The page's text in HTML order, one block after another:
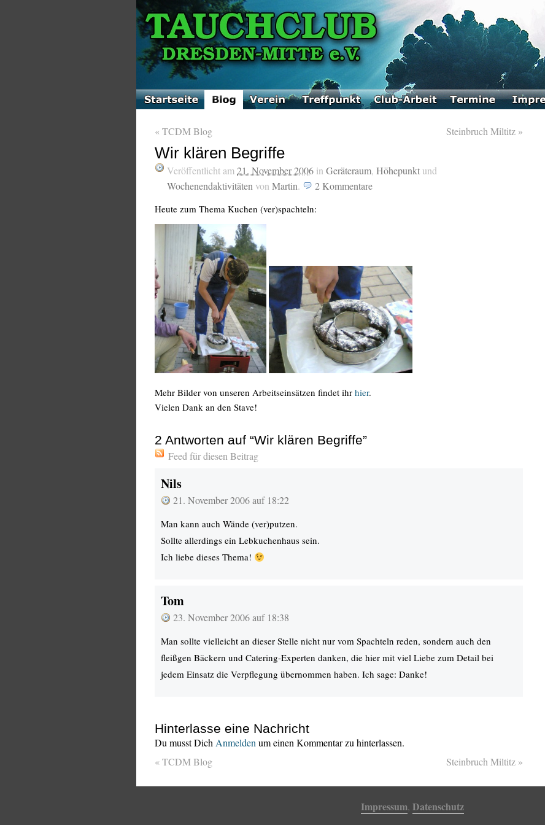
«TCDM Blog Steinbruch Miltitz »
Wir klären Begriffe
Veröffentlicht am 21. November 2006 in Geräteraum, Höhepunkt und
Wochenendaktivitäten von Martin. 2 Kommentare
Heute zum Thema Kuchen (ver)spachteln:
Mehr Bilder von unseren Arbeitseinsätzen findet ihr hier.
Vielen Dank an den Stave!
2 Antworten auf “Wir klären Begriffe”
Feed für diesen Beitrag
Nils
21. November 2006 auf 18:22
Man kann auch Wände (ver)putzen.
Sollte allerdings ein Lebkuchenhaus sein.
Ich liebe dieses Thema!
Tom
23. November 2006 auf 18:38
Man sollte vielleicht an dieser Stelle nicht nur vom Spachteln reden, sondern auch den
fleißgen Bäckern und Catering-Experten danken, die hier mit viel Liebe zum Detail bei
jedem Einsatz die Verpflegung übernommen haben. Ich sage: Danke!
Hinterlasse eine Nachricht
Du musst Dich Anmelden um einen Kommentar zu hinterlassen.
«TCDM Blog Steinbruch Miltitz »
Impressum, Datenschutz